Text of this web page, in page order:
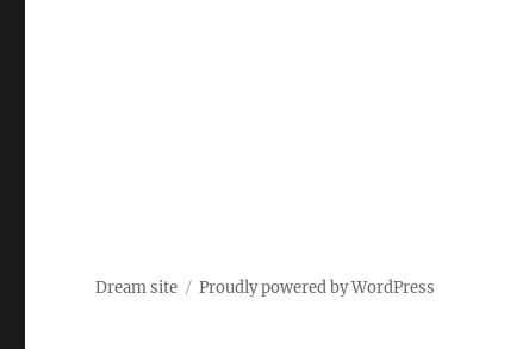
Dream site Proudly powered by WordPress